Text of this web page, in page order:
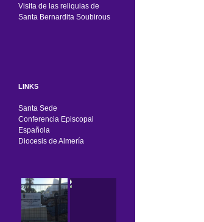
Visita de las reliquias de
Santa Bernardita Soubirous
LINKS
Santa Sede
Conferencia Episcopal
Española
Diocesis de Almería